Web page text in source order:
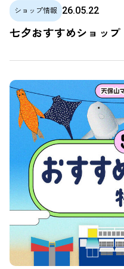
ショップ情報 26.05.22
七夕おすすめショップ